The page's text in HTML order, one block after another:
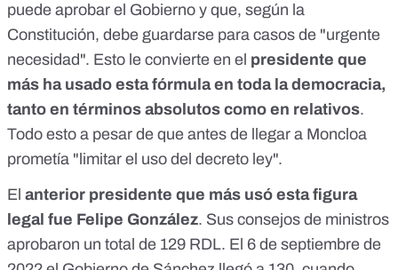
puede aprobar el Gobierno y que, según la
Constitución, debe guardarse para casos de "urgente
necesidad". Esto le convierte en el presidente que
más ha usado esta fórmula en toda la democracia,
tanto en términos absolutos como en relativos.
Todo esto a pesar de que antes de llegar a Moncloa
prometía "limitar el uso del decreto ley".
El anterior presidente que más usó esta figura
legal fue Felipe González. Sus consejos de ministros
aprobaron un total de 129 RDL. El 6 de septiembre de